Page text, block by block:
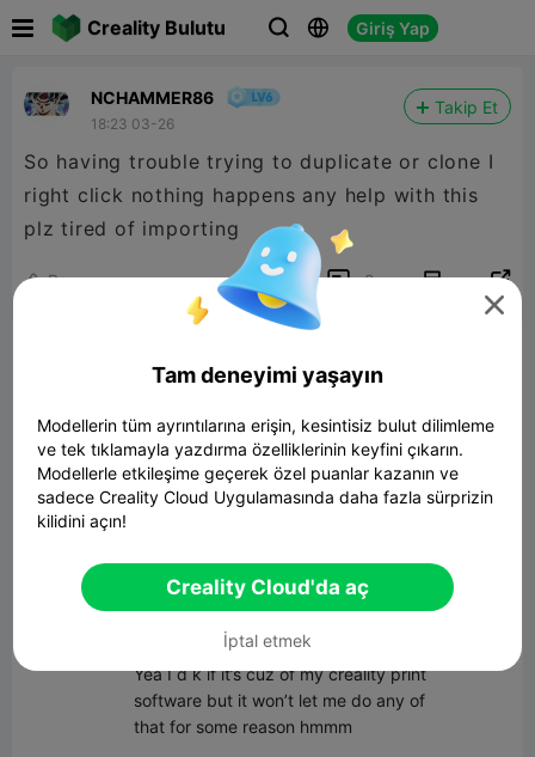
Creality Bulutu   Giriş Yap
NCHAMMER86
18:23 03-26
Takip Et
So having trouble trying to duplicate or clone I
right click nothing happens any help with this
plz tired of importing
 Rapor 2  2 
Tüm yorumlar(2)
NCHAMMER86
Yea I d k if it’s cuz of my creality print
software but it won’t let me do any of
that for some reason hmmm

Tam deneyimi yaşayın
Modellerin tüm ayrıntılarına erişin, kesintisiz bulut dilimleme
ve tek tıklamayla yazdırma özelliklerinin keyfini çıkarın.
Modellerle etkileşime geçerek özel puanlar kazanın ve
sadece Creality Cloud Uygulamasında daha fazla sürprizin
kilidini açın!
Creality Cloud'da aç
İptal etmek